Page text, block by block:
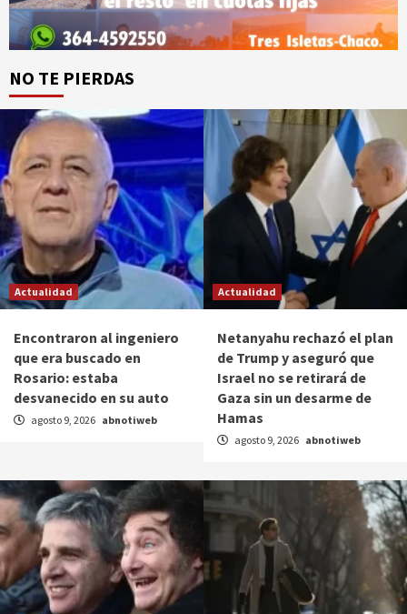
NO TE PIERDAS
Actualidad
Encontraron al ingeniero
que era buscado en
Rosario: estaba
desvanecido en su auto
agosto 9, 2026 abnotiweb
Actualidad
Netanyahu rechazó el plan
de Trump y aseguró que
Israel no se retirará de
Gaza sin un desarme de
Hamas
agosto 9, 2026 abnotiweb